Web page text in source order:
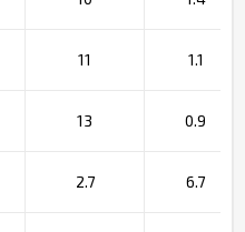
11 1.1
13 0.9
2.7 6.7